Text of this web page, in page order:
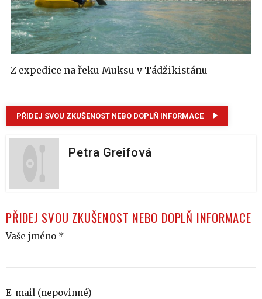
Z expedice na řeku Muksu v Tádžikistánu
PŘIDEJ SVOU ZKUŠENOST NEBO DOPLŇ INFORMACE
Petra Greifová
PŘIDEJ SVOU ZKUŠENOST NEBO DOPLŇ INFORMACE
Vaše jméno *
E-mail (nepovinné)